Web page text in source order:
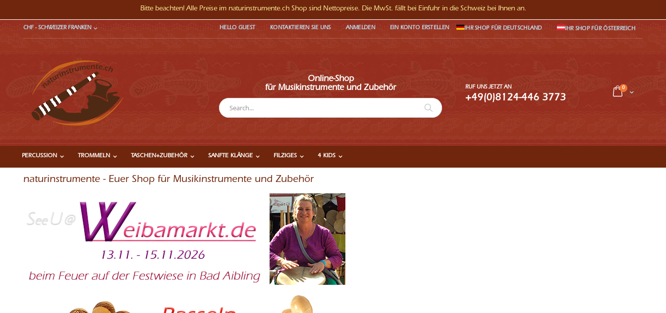
Direkt
zum
WÄHRUNG
CHF - SCHWEIZER FRANKEN HELLO GUEST KONTAKTIEREN SIE UNS ANMELDEN IHR SHOP FÜR ÖSTERREICH
IHR SHOP FÜR DEUTSCHLAND
EIN KONTO ERSTELLEN
Warenkorb
0Artikel
Online-Shop
für Musikinstrumente und Zubehör
Suche
Suche
RUF UNS JETZT AN
+49(0)8124-446 3773
PERCUSSION TROMMELN TASCHEN+ZUBEHÖR SANFTE KLÄNGE FILZIGES 4 KIDS
Bitte beachten! Alle Preise im naturinstrumente.ch Shop sind Nettopreise. Die MwSt. fällt bei Einfuhr in die Schweiz bei Ihnen an.
naturinstrumente - Euer Shop für Musikinstrumente und Zubehör